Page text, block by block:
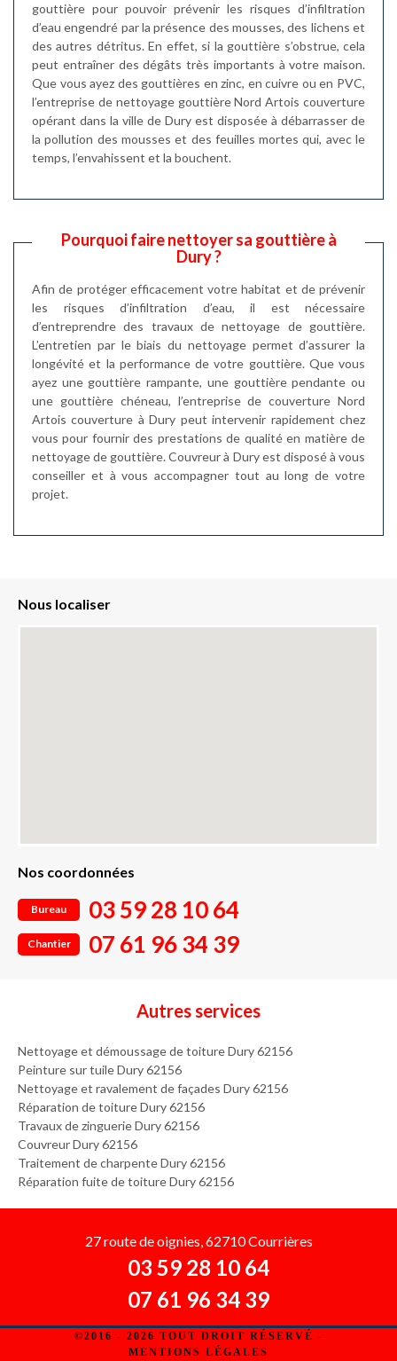
gouttière pour pouvoir prévenir les risques d’infiltration
d’eau engendré par la présence des mousses, des lichens et
des autres détritus. En effet, si la gouttière s’obstrue, cela
peut entraîner des dégâts très importants à votre maison.
Que vous ayez des gouttières en zinc, en cuivre ou en PVC,
l’entreprise de nettoyage gouttière Nord Artois couverture
opérant dans la ville de Dury est disposée à débarrasser de
la pollution des mousses et des feuilles mortes qui, avec le
temps, l’envahissent et la bouchent.
Pourquoi faire nettoyer sa gouttière à
Dury ?
Afin de protéger efficacement votre habitat et de prévenir
les risques d’infiltration d’eau, il est nécessaire
d’entreprendre des travaux de nettoyage de gouttière.
L’entretien par le biais du nettoyage permet d’assurer la
longévité et la performance de votre gouttière. Que vous
ayez une gouttière rampante, une gouttière pendante ou
une gouttière chéneau, l’entreprise de couverture Nord
Artois couverture à Dury peut intervenir rapidement chez
vous pour fournir des prestations de qualité en matière de
nettoyage de gouttière. Couvreur à Dury est disposé à vous
conseiller et à vous accompagner tout au long de votre
projet.
Nous localiser
Nos coordonnées
Bureau 03 59 28 10 64
Chantier 07 61 96 34 39
Autres services
Nettoyage et démoussage de toiture Dury 62156
Peinture sur tuile Dury 62156
Nettoyage et ravalement de façades Dury 62156
Réparation de toiture Dury 62156
Travaux de zinguerie Dury 62156
Couvreur Dury 62156
Traitement de charpente Dury 62156
Réparation fuite de toiture Dury 62156
27 route de oignies, 62710 Courrières
03 59 28 10 64
07 61 96 34 39
©2016 - 2026 TOUT DROIT RÉSERVÉ -
MENTIONS LÉGALES